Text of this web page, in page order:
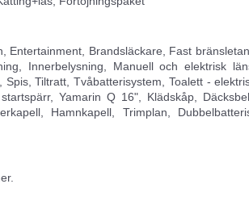
Entertainment, Brandsläckare, Fast
Innerbelysning, Manuell och elektrisk
Tiltratt, Tvåbatterisystem, Toalett -
Yamarin Q 16", Klädskåp,
Hamnkapell, Trimplan,